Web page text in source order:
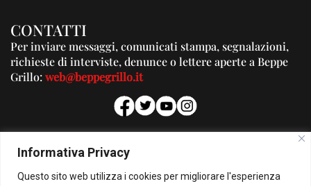
Informativa Privacy
Questo sito web utilizza i cookies per migliorare l'esperienza
CONTATTI
Per inviare messaggi, comunicati stampa, segnalazioni,
richieste di interviste, denunce o lettere aperte a Beppe
Grillo:web@beppegrillo.it
PUBBLICITA'
Per la tua pubblicità su questo Blog:
pubblicita@beppegrillo.it